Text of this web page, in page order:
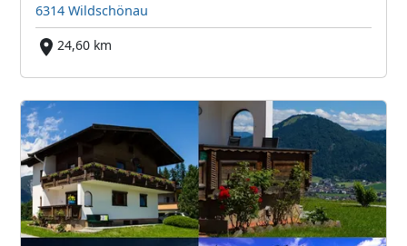
6314 Wildschönau
24,60 km